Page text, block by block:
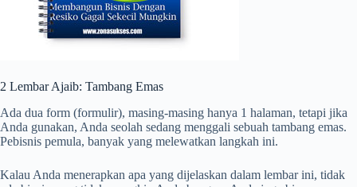
2 Lembar Ajaib: Tambang Emas
Ada dua form (formulir), masing-masing hanya 1 halaman, tetapi jika
Anda gunakan, Anda seolah sedang menggali sebuah tambang emas.
Pebisnis pemula, banyak yang melewatkan langkah ini.
Kalau Anda menerapkan apa yang dijelaskan dalam lembar ini, tidak